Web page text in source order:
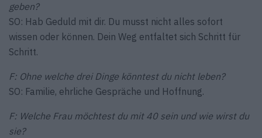
geben?
SO: Hab Geduld mit dir. Du musst nicht alles sofort
wissen oder können. Dein Weg entfaltet sich Schritt für
Schritt.
F: Ohne welche drei Dinge könntest du nicht leben?
SO: Familie, ehrliche Gespräche und Hoffnung.
F: Welche Frau möchtest du mit 40 sein und wie wirst du
sie?